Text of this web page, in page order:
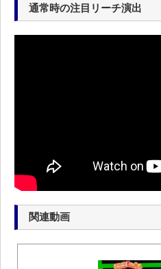
通常時の注目リーチ演出
関連動画